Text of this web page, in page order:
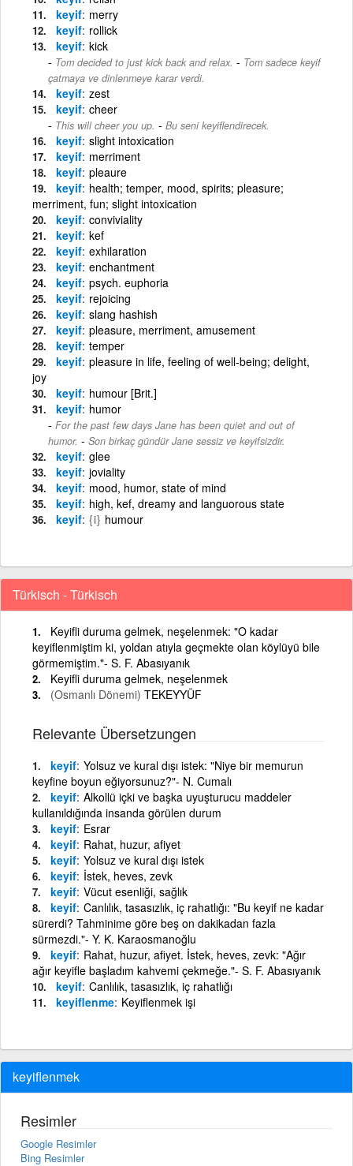
keyif merry
keyif rollick
keyif kick
Tom decided to just kick back and relax. - Tom sadece keyif
çatmaya ve dinlenmeye karar verdi.
keyif zest
keyif cheer
This will cheer you up. - Bu seni keyiflendirecek.
keyif slight intoxication
keyif merriment
keyif pleaure
keyif health; temper, mood, spirits; pleasure;
merriment, fun; slight intoxication
keyif conviviality
keyif kef
keyif exhilaration
keyif enchantment
keyif psych. euphoria
keyif rejoicing
keyif slang hashish
keyif pleasure, merriment, amusement
keyif temper
keyif pleasure in life, feeling of well-being; delight,
joy
keyif humour [Brit.]
keyif humor
For the past few days Jane has been quiet and out of
humor. - Son birkaç gündür Jane sessiz ve keyifsizdir.
keyif glee
keyif joviality
keyif mood, humor, state of mind
keyif high, kef, dreamy and languorous state
keyif {i} humour
Türkisch - Türkisch
Keyifli duruma gelmek, neşelenmek: "O kadar
keyiflenmiştim ki, yoldan atıyla geçmekte olan köylüyü bile
görmemiştim."- S. F. Abasıyanık
Keyifli duruma gelmek, neşelenmek
(Osmanlı Dönemi) TEKEYYÜF
Relevante Übersetzungen
keyif Yolsuz ve kural dışı istek: "Niye bir memurun
keyfine boyun eğiyorsunuz?"- N. Cumalı
keyif Alkollü içki ve başka uyuşturucu maddeler
kullanıldığında insanda görülen durum
keyif Esrar
keyif Rahat, huzur, afiyet
keyif Yolsuz ve kural dışı istek
keyif İstek, heves, zevk
keyif Vücut esenliği, sağlık
keyif Canlılık, tasasızlık, iç rahatlığı: "Bu keyif ne kadar
sürerdi? Tahminime göre beş on dakikadan fazla
sürmezdi."- Y. K. Karaosmanoğlu
keyif Rahat, huzur, afiyet. İstek, heves, zevk: "Ağır
ağır keyifle başladım kahvemi çekmeğe."- S. F. Abasıyanık
keyif Canlılık, tasasızlık, iç rahatlığı
keyiflenme Keyiflenmek işi
keyiflenmek
Resimler
Google Resimler
Bing Resimler